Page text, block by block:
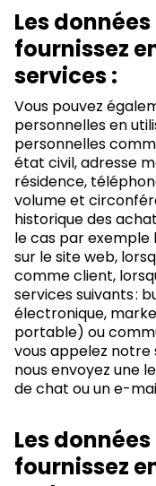
Les
fournissez
services :
Vous pouvez
personnelles en
personnelles
état civil, adresse
résidence,
volume et
historique des
le cas par exemple
sur le site web,
comme client,
services suivants :
électronique,
portable) ou
vous appelez notre
nous envoyez une
de chat ou un e-
Les
fournissez